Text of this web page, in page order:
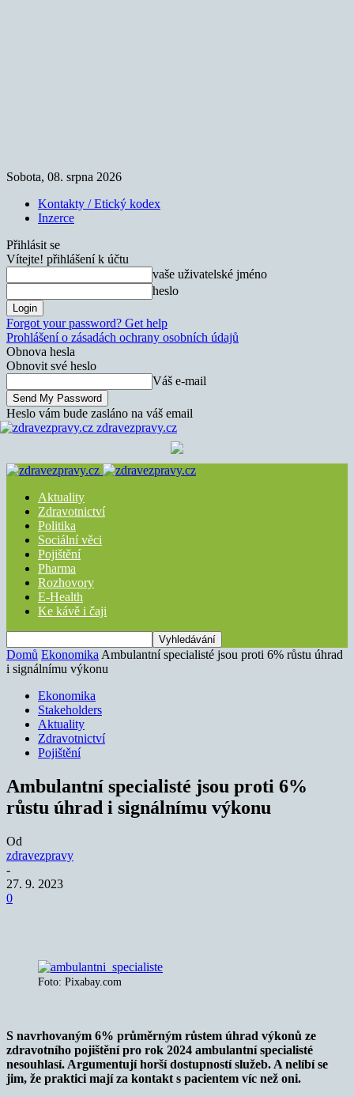
Sobota, 08. srpna 2026
Kontakty / Etický kodex
Inzerce
Přihlásit se
Vítejte! přihlášení k účtu
vaše uživatelské jméno
heslo
Forgot your password? Get help
Prohlášení o zásadách ochrany osobních údajů
Obnova hesla
Obnovit své heslo
Váš e-mail
Heslo vám bude zasláno na váš email
zdravezpravy.cz
Aktuality
Zdravotnictví
Politika
Sociální věci
Pojištění
Pharma
Rozhovory
E-Health
Ke kávě i čaji
Domů Ekonomika Ambulantní specialisté jsou proti 6% růstu úhrad
i signálnímu výkonu
Ekonomika
Stakeholders
Aktuality
Zdravotnictví
Pojištění
Ambulantní specialisté jsou proti 6%
růstu úhrad i signálnímu výkonu
Od
zdravezpravy
-
27. 9. 2023
0
Foto: Pixabay.com
S navrhovaným 6% průměrným růstem úhrad výkonů ze
zdravotního pojištění pro rok 2024 ambulantní specialisté
nesouhlasí. Argumentují horší dostupností služeb. A nelíbí se
jim, že praktici mají za kontakt s pacientem víc než oni.